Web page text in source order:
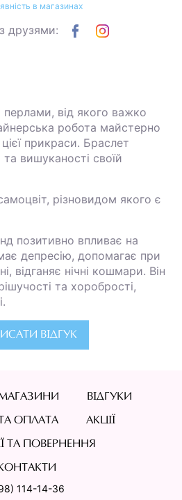
в магазинах
друзями:
від якого важко
робота майстерно
прикраси. Браслет
вишуканості своїй
різновидом якого є
позитивно впливає на
депресію, допомагає при
відганяє нічні кошмари. Він
та хоробрості,
ВІДГУК
ВІДГУКИ
ОПЛАТА АКЦІЇ
ТА ПОВЕРНЕННЯ
КОНТАКТИ
114-14-36